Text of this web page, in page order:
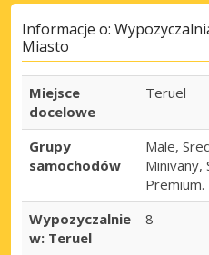
Informacje o:
Miasto
Miejsce
docelowe
Teruel
Grupy
samochodów
Male,
Minivany,
Premium.
Wypozyczalnie
w: Teruel
8